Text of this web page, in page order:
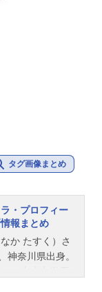
タグ画像まとめ
・プロフィー
報まとめ
か たすく）さ
神奈川県出身。